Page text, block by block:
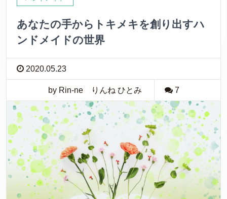
あなたの手からトキメキを創り出すハ
ンドメイドの世界
2020.05.23
by Rin-ne りんね ひとみ 7